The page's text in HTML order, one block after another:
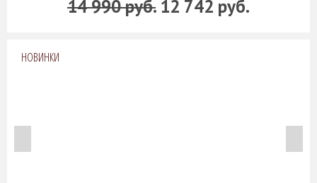
14 990 руб. 12 742 руб.
НОВИНКИ